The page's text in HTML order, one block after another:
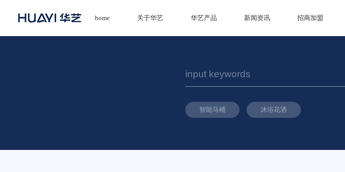
home
home 关于华艺 华艺产品 新闻资讯 招商加盟
智能马桶 沐浴花洒